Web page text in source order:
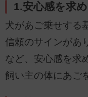
1.安心感を求
犬があご乗せする
信頼のサインがあ
など、安心感を求
飼い主の体にあご